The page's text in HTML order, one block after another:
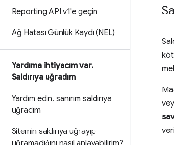
Reporting API v1'e geçin
Ağ Hatası Günlük Kaydı (NEL)
Yardıma ihtiyacım var.
Saldırıya uğradım
Yardım edin, sanırım saldırıya
uğradım
Sitemin saldırıya uğrayıp
uğramadığını nasıl anlayabilirim?